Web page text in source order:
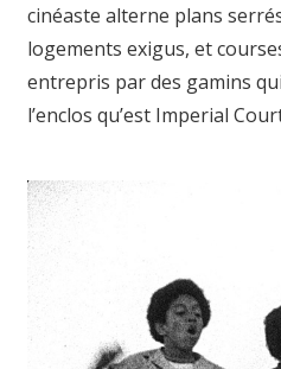
cinéaste alterne plans
logements exigus, et
entrepris par des gamins
l’enclos qu’est Imperial